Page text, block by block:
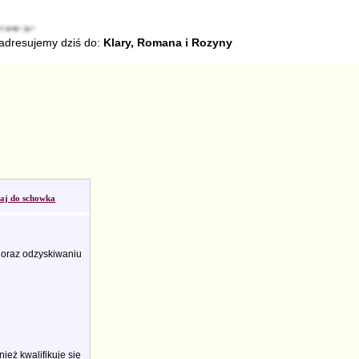
dziś do: Klary, Romana i Rozyny
do schowka
odzyskiwaniu
kwalifikuje się